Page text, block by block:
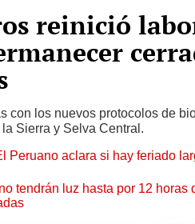
reinició
con los nuevos protocolos de
Sierra y Selva Central.
Peruano aclara si hay feriado
tendrán luz hasta por 12 horas